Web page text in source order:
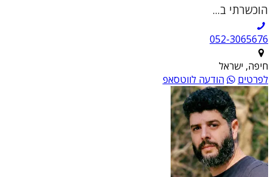
הוכשרתי ב...
052-3065676
חיפה, ישראל
לפרטים
הודעה לווטסאפ